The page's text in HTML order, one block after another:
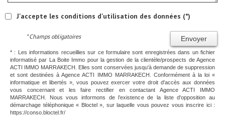
J'accepte les conditions d'utilisation des données (*)
Envoyer
* Champs obligatoires
* : Les informations recueillies sur ce formulaire sont enregistrées dans un fichier
informatisé par La Boite Immo pour la gestion de la clientèle/prospects de Agence
ACTI IMMO MARRAKECH. Elles sont conservées jusqu'à demande de suppression
et sont destinées à Agence ACTI IMMO MARRAKECH. Conformément à la loi «
informatique et libertés », vous pouvez exercer votre droit d'accès aux données
vous concernant et les faire rectifier en contactant Agence ACTI IMMO
MARRAKECH. Nous vous informons de l’existence de la liste d'opposition au
démarchage téléphonique « Bloctel », sur laquelle vous pouvez vous inscrire ici :
https://conso.bloctel.fr/